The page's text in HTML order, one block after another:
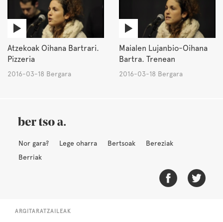
Atzekoak Oihana Bartrari.
Pizzeria
2016-03-18 Bergara
Maialen Lujanbio-Oihana
Bartra. Trenean
2016-03-18 Bergara
Nor gara? Lege oharra Bertsoak
Bereziak
Berriak
ARGITARATZAILEAK